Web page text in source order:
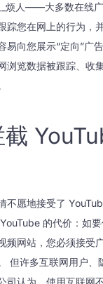
_烦人——大多数在线
踪您在网上的行为，
易向您展示“定向”广
览数据被跟踪、收
不愿地接受了
的代价：如
频网站，您必须接受
但许多互联网用户、
司认为，使用互联网